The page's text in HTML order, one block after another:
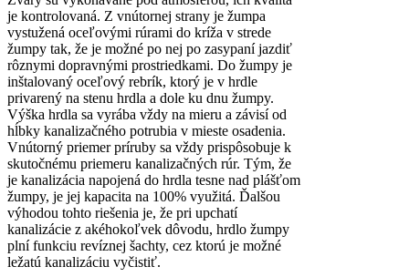
je kontrolovaná. Z vnútornej strany je žumpa
vystužená oceľovými rúrami do kríža v strede
žumpy tak, že je možné po nej po zasypaní jazdiť
rôznymi dopravnými prostriedkami. Do žumpy je
inštalovaný oceľový rebrík, ktorý je v hrdle
privarený na stenu hrdla a dole ku dnu žumpy.
Výška hrdla sa vyrába vždy na mieru a závisí od
hĺbky kanalizačného potrubia v mieste osadenia.
Vnútorný priemer príruby sa vždy prispôsobuje k
skutočnému priemeru kanalizačných rúr. Tým, že
je kanalizácia napojená do hrdla tesne nad plášťom
žumpy, je jej kapacita na 100% využitá. Ďalšou
výhodou tohto riešenia je, že pri upchatí
kanalizácie z akéhokoľvek dôvodu, hrdlo žumpy
plní funkciu revíznej šachty, cez ktorú je možné
ležatú kanalizáciu vyčistiť.